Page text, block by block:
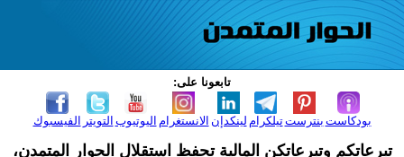
تابعونا على:
الفيسبوك التويتر اليوتيوب الانستغرام لينكدإن تيلكرامبنترست بودكاست
تبرعاتكم وتبرعاتكن المالية تحفظ استقلال الحوار المتمدن،